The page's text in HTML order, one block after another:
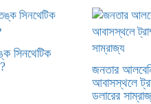
সিনথেটিক
জনতার
আবাসস্থলে
ডলারের